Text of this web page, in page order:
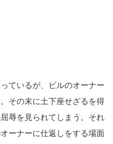
ているが、ビルのオーナー
その末に土下座せざるを得
辱を見られてしまう。それ
ーナーに仕返しをする場面